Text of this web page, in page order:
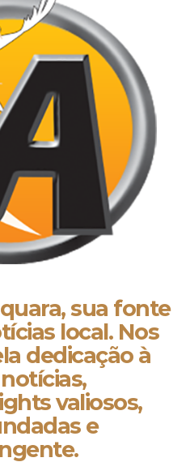
sua fonte
local. Nos
dedicação à
valiosos,
e